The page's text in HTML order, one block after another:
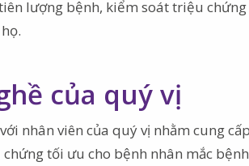
lượng bệnh, kiểm soát triệu chứng
của quý vị
nhân viên của quý vị nhằm cung
tối ưu cho bệnh nhân mắc